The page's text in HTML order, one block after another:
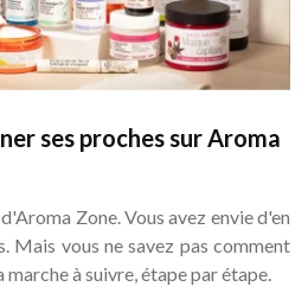
ses proches sur Aroma
Zone. Vous avez envie d'en
Mais vous ne savez pas comment
à suivre, étape par étape.